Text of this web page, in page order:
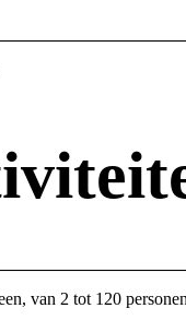
van 2 tot 120